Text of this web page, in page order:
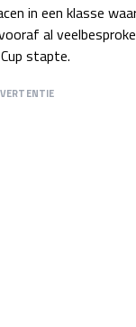
in een klasse
al
stapte.